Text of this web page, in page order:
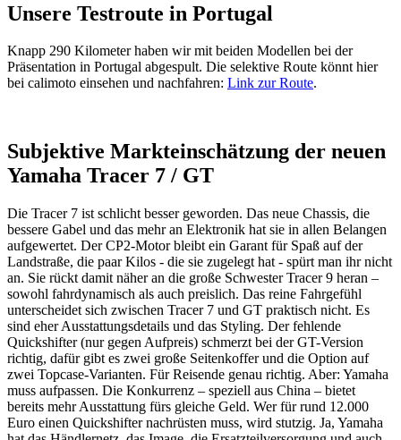
Unsere Testroute in Portugal
Knapp 290 Kilometer haben wir mit beiden Modellen bei der
Präsentation in Portugal abgespult. Die selektive Route könnt hier
bei calimoto einsehen und nachfahren: Link zur Route.
Subjektive Markteinschätzung der neuen
Yamaha Tracer 7 / GT
Die Tracer 7 ist schlicht besser geworden. Das neue Chassis, die
bessere Gabel und das mehr an Elektronik hat sie in allen Belangen
aufgewertet. Der CP2-Motor bleibt ein Garant für Spaß auf der
Landstraße, die paar Kilos - die sie zugelegt hat - spürt man ihr nicht
an. Sie rückt damit näher an die große Schwester Tracer 9 heran –
sowohl fahrdynamisch als auch preislich. Das reine Fahrgefühl
unterscheidet sich zwischen Tracer 7 und GT praktisch nicht. Es
sind eher Ausstattungsdetails und das Styling. Der fehlende
Quickshifter (nur gegen Aufpreis) schmerzt bei der GT-Version
richtig, dafür gibt es zwei große Seitenkoffer und die Option auf
zwei Topcase-Varianten. Für Reisende genau richtig. Aber: Yamaha
muss aufpassen. Die Konkurrenz – speziell aus China – bietet
bereits mehr Ausstattung fürs gleiche Geld. Wer für rund 12.000
Euro einen Quickshifter nachrüsten muss, wird stutzig. Ja, Yamaha